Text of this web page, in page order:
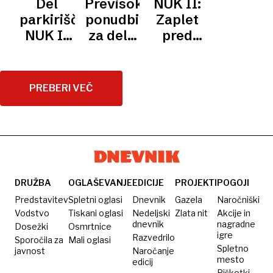
mnenje
Unesca
Del
parkirišča
NUK II
zaprt
zaradi
Previsoki
ponudbi
za dela
arheoloških
raziskavah
NUK II:
Zaplet
pred
PREBERI VEČ
DRUŽBA
Predstavitev
Vodstvo
Dosežki
Sporočila za
javnost
OGLAŠEVANJE
Spletni oglasi
Tiskani oglasi
Osmrtnice
Mali oglasi
EDICIJE
Dnevnik
Nedeljski
dnevnik
Razvedrilo
Naročanje
edicij
PROJEKTI
Gazela
Zlata nit
POGOJI
Naročniški
Akcije in
nagradne
igre
Spletno
mesto